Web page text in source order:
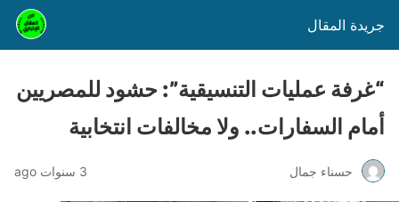
جريدة المقال
“غرفة عمليات التنسيقية”: حشود للمصريين
أمام السفارات.. ولا مخالفات انتخابية
حسناء جمال 3 سنوات ago